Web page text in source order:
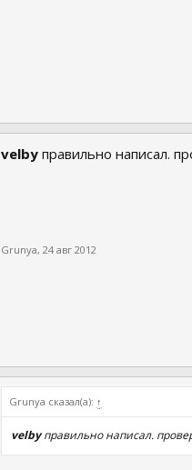
velby правильно написал.
Grunya, 24 авг 2012
Grunya сказал(а): ↑
velbyправильно написал.